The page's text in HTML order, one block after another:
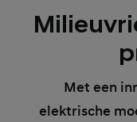
Met een
elektrische